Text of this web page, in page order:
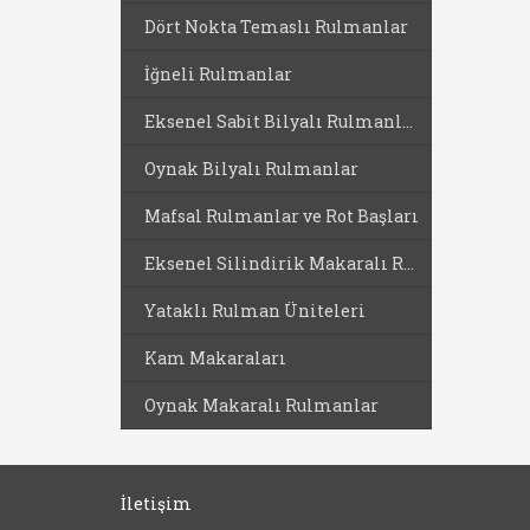
Dört Nokta Temaslı Rulmanlar
İğneli Rulmanlar
Eksenel Sabit Bilyalı Rulmanlar
Oynak Bilyalı Rulmanlar
Mafsal Rulmanlar ve Rot Başları
Eksenel Silindirik Makaralı Rulmanlar
Yataklı Rulman Üniteleri
Kam Makaraları
Oynak Makaralı Rulmanlar
İletişim